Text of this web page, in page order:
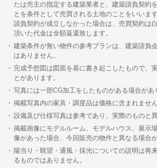
たは売主の指定する建築業者と、建築請負契約
とを条件として売買される土地のことをいいま
請負契約が成立しなかった場合は、売買契約は
頂いた代金は全額返還致します。
建築条件が無い物件の参考プランは、建築請負
はありません。
完成予想図は図面を基に書き起こしたもので、
とがあります。
写真には一部CG加工をしたものがある場合があ
掲載写真内の家具・調度品は価格に含まれません
設備及び仕様写真は参考であり、実際のものと異
掲載画像にモデルルーム、モデルハウス、展示
像があった場合、今回販売の物件と異なる場合が
陽当り・眺望・通風・採光についての説明は将
るものではありません。